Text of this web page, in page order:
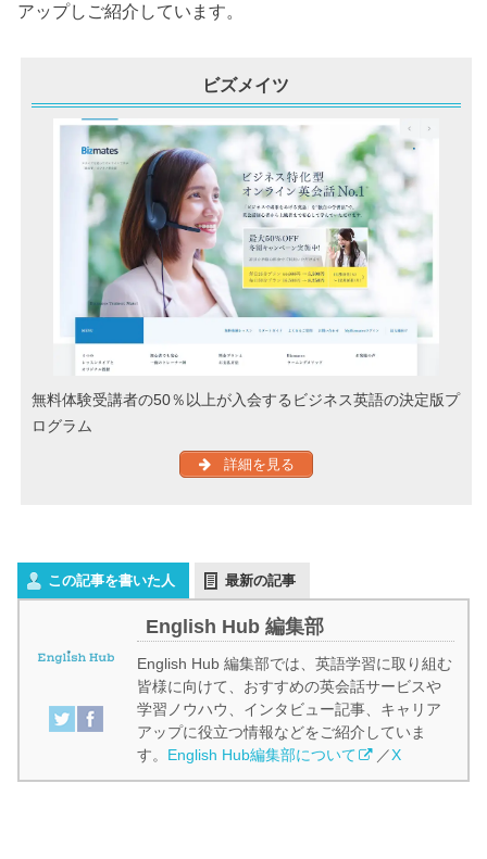
アップしご紹介しています。
ビズメイツ
無料体験受講者の50％以上が入会するビジネス英語の決定版プ
ログラム
詳細を見る
この記事を書いた人 最新の記事
English Hub 編集部
English Hub 編集部では、英語学習に取り組む
皆様に向けて、おすすめの英会話サービスや
学習ノウハウ、インタビュー記事、キャリア
アップに役立つ情報などをご紹介していま
す。 English Hub編集部について ／X